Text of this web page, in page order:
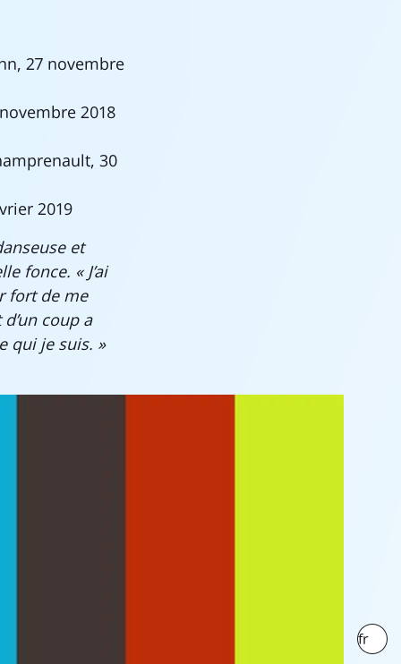
27 novembre
2018
30
2019
et
fonce. « J’ai
fort de me
coup a
qui je suis. »
fr